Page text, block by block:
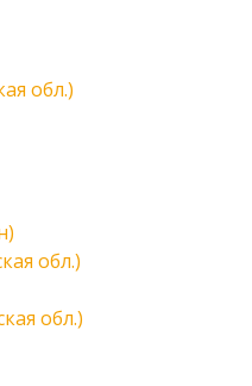
обл.)
обл.)
обл.)